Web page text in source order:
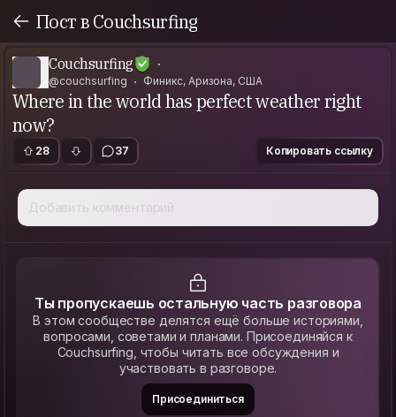
Пост в Couchsurfing
Couchsurfing
@couchsurfing Финикс, Аризона, США
Where in the world has perfect weather right
now?
28 37 Копировать ссылку
Добавить комментарий
Ты пропускаешь остальную часть разговора
В этом сообществе делятся ещё больше историями,
вопросами, советами и планами. Присоединяйся к
Couchsurfing, чтобы читать все обсуждения и
участвовать в разговоре.
Присоединиться